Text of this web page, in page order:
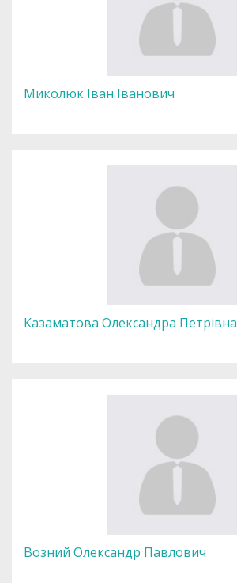
Миколюк Іван Іванович
Казаматова Олександра Петрівна
Возний Олександр Павлович